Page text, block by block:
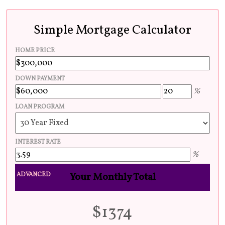
Simple Mortgage Calculator
HOME PRICE
DOWN PAYMENT
%
LOAN PROGRAM
INTEREST RATE
%
ADVANCED Your Monthly Total
$1374